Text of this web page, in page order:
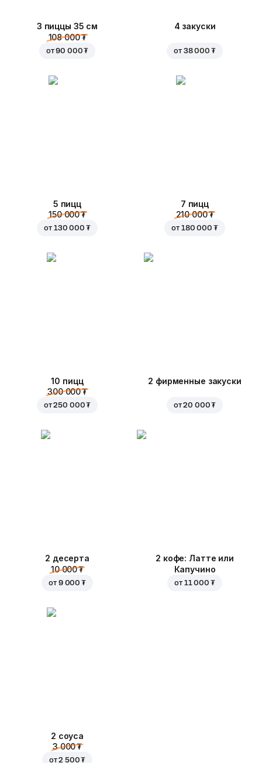
3 пиццы 35 см
108 000 ₮
от90 000 ₮
4 закуски
от 38 000 ₮
5 пицц
150 000 ₮
от 130 000 ₮
7 пицц
210 000 ₮
от 180 000 ₮
10 пицц
300 000 ₮
от250 000 ₮
2 фирменные закуски
от20 000 ₮
2 десерта
10 000 ₮
от 9 000 ₮
2 кофе: Латте или
Капучино
от 11 000 ₮
2 соуса
3 000 ₮
от2 500 ₮